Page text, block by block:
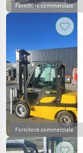
Fornitore commerciale
Fornitore commerciale